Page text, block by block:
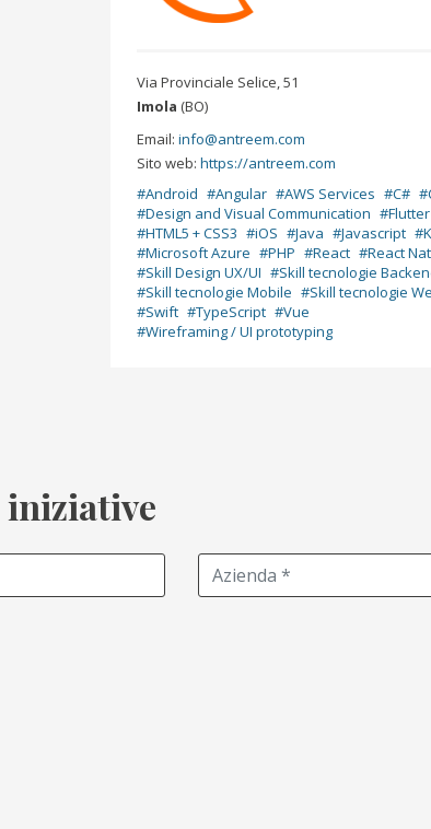
Via Provinciale Selice, 51
Imola (BO)
Email: info@antreem.com
Sito web: https://antreem.com
Android
Angular AWS Services C#
Design and Visual Communication
Flutter
HTML5 + CSS3
iOS Java Javascript
Microsoft Azure
PHP React
React
Skill Design UX/UI
Skill tecnologie
Skill tecnologie Mobile
Skill tecnologie
Swift
TypeScript
Vue
Wireframing / UI prototyping
iniziative